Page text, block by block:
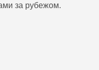
за рубежом.